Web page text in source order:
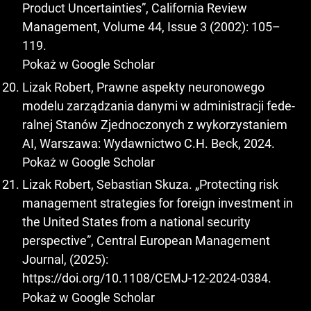
Product Uncertainties”, California Review
Management, Volume 44, Issue 3 (2002): 105–
119.
Pokaż w Google Scholar
Lizak Robert, Prawne aspekty neuronowego
modelu zarządzania danymi w administracji fede-
ralnej Stanów Zjednoczonych z wykorzystaniem
AI, Warszawa: Wydawnictwo C.H. Beck, 2024.
Pokaż w Google Scholar
Lizak Robert, Sebastian Skuza. „Protecting risk
management strategies for foreign investment in
the United States from a national security
perspective”, Central European Management
Journal, (2025):
https://doi.org/10.1108/CEMJ-12-2024-0384.
Pokaż w Google Scholar